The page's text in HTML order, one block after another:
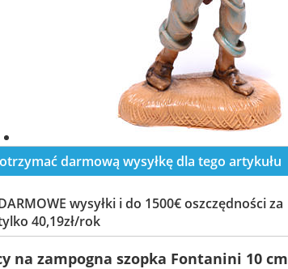
darmową wysyłkę dla tego artykułu
wysyłki i do 1500€ oszczędności za
40,19zł/rok
na zampogna szopka Fontanini 10 cm